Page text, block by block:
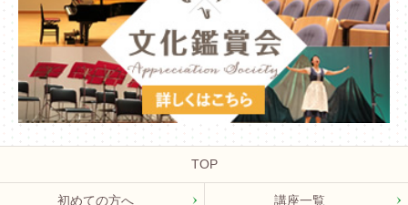
TOP
初めての方へ 講座一覧